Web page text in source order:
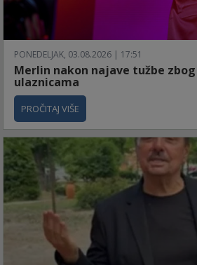
PONEDELJAK, 03.08.2026 | 17:51
Merlin nakon najave tužbe
ulaznicama
PROČITAJ VIŠE